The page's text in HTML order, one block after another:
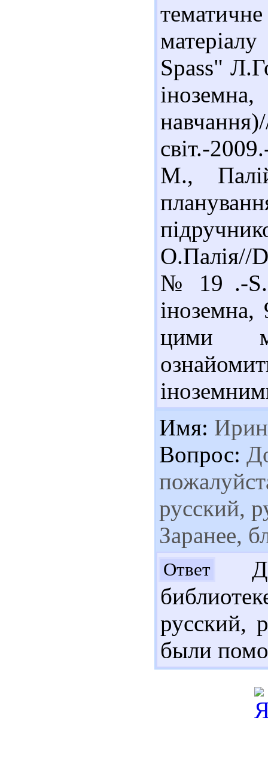
Spass"
світ.-
М.,
О.Палія//
№ 19 .-S.
цими
Имя:
Вопрос:
русский,
Заранее,
Ответ
русский,
были